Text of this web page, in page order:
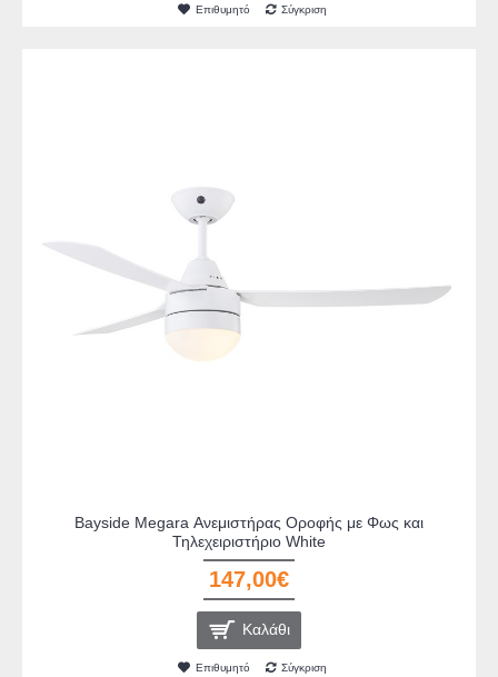
Επιθυμητό Σύγκριση
Bayside Megara Ανεμιστήρας Οροφής με Φως και
Τηλεχειριστήριο White
147,00€
Καλάθι
Επιθυμητό Σύγκριση